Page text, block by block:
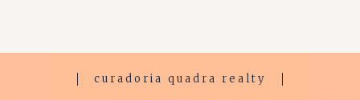
curadoria quadra realty